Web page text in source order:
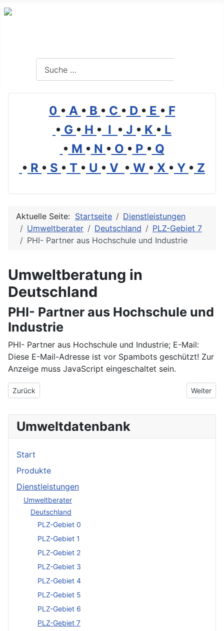
0 • A • B • C • D • E • F
• G • H • I • J • K • L
• M • N • O • P • Q
• R • S • T • U • V • W • X • Y • Z
Aktuelle Seite: Startseite
Dienstleistungen
Umweltberater
Deutschland
PLZ-Gebiet 7
PHI- Partner aus Hochschule und Industrie
Umweltberatung in
Deutschland
PHI- Partner aus Hochschule und
Industrie
PHI- Partner aus Hochschule und Industrie; E-Mail:
Diese E-Mail-Adresse ist vor Spambots geschützt! Zur
Anzeige muss JavaScript eingeschaltet sein.
Vorheriger Beitrag: PE Europe GmnH
Zurück Nächster
Weiter
Umweltdatenbank
Start
Produkte
Dienstleistungen
Umweltberater
Deutschland
PLZ-Gebiet 0
PLZ-Gebiet 1
PLZ-Gebiet 2
PLZ-Gebiet 3
PLZ-Gebiet 4
PLZ-Gebiet 5
PLZ-Gebiet 6
PLZ-Gebiet 7